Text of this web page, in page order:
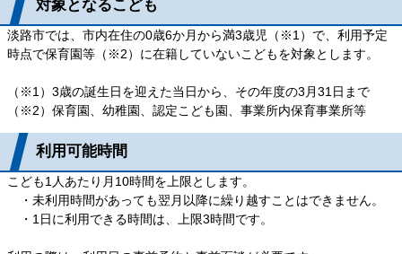
対象となるこども
淡路市では、市内在住の0歳6か月から満3歳児（※1）で、利用予定
時点で保育園等（※2）に在籍していないこどもを対象とします。
（※1）3歳の誕生日を迎えた当日から、その年度の3月31日まで
（※2）保育園、幼稚園、認定こども園、事業所内保育事業所等
利用可能時間
こども1人あたり月10時間を上限とします。
・未利用時間があっても翌月以降に繰り越すことはできません。
・1日に利用できる時間は、上限3時間です。